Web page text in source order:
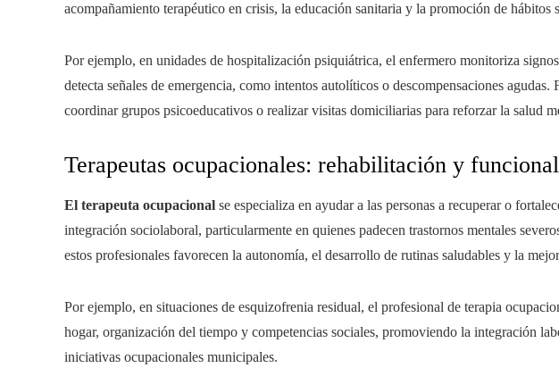
acompañamiento terapéutico en crisis, la educación sanitaria y la promoción de hábitos
Por ejemplo, en unidades de hospitalización psiquiátrica, el enfermero monitoriza
detecta señales de emergencia, como intentos autolíticos o descompensaciones
coordinar grupos psicoeducativos o realizar visitas domiciliarias para reforzar la salud
Terapeutas ocupacionales: rehabilitación y
El terapeuta ocupacional se especializa en ayudar a las personas a recuperar o
integración sociolaboral, particularmente en quienes padecen trastornos mentales
estos profesionales favorecen la autonomía, el desarrollo de rutinas saludables y la
Por ejemplo, en situaciones de esquizofrenia residual, el profesional de terapia
hogar, organización del tiempo y competencias sociales, promoviendo la integración
iniciativas ocupacionales municipales.